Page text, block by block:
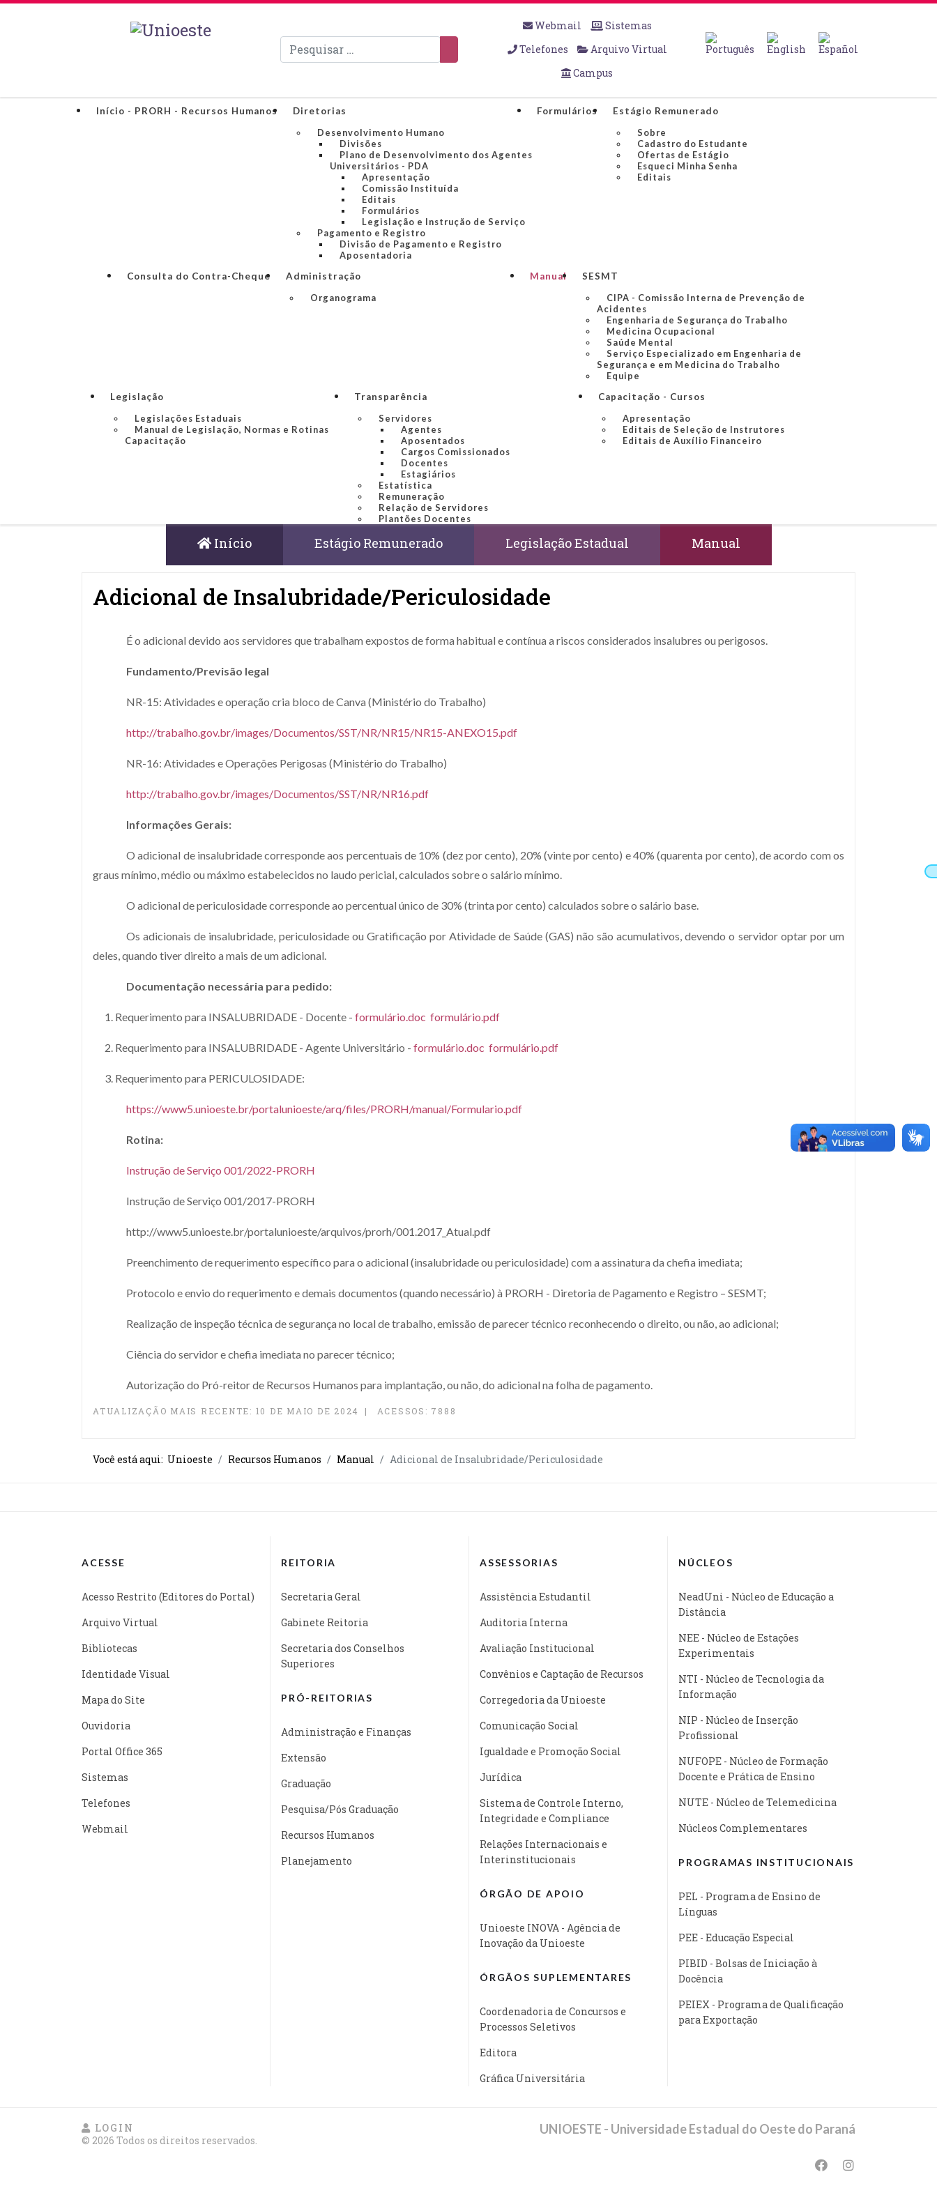
Pesquisar
Webmail
Sistemas
Telefones
Arquivo Virtual
Campus
Início - PRORH - Recursos Humanos
Diretorias
Desenvolvimento Humano
Divisões
Plano de Desenvolvimento dos Agentes
Universitários - PDA
Apresentação
Comissão Instituída
Editais
Formulários
Legislação e Instrução de Serviço
Pagamento e Registro
Divisão de Pagamento e Registro
Aposentadoria
Formulários
Estágio Remunerado
Sobre
Cadastro do Estudante
Ofertas de Estágio
Esqueci Minha Senha
Editais
Consulta do Contra-Cheque
Administração
Organograma
Manual
SESMT
CIPA - Comissão Interna de Prevenção de
Acidentes
Engenharia de Segurança do Trabalho
Medicina Ocupacional
Saúde Mental
Serviço Especializado em Engenharia de
Segurança e em Medicina do Trabalho
Equipe
Legislação
Legislações Estaduais
Manual de Legislação, Normas e Rotinas
Capacitação
Transparência
Servidores
Agentes
Aposentados
Cargos Comissionados
Docentes
Estagiários
Estatística
Remuneração
Relação de Servidores
Plantões Docentes
Capacitação - Cursos
Apresentação
Editais de Seleção de Instrutores
Editais de Auxílio Financeiro
Início Estágio Remunerado Legislação Estadual Manual
Adicional de Insalubridade/Periculosidade
É o adicional devido aos servidores que trabalham expostos de forma habitual e contínua a riscos considerados insalubres ou perigosos.
Fundamento/Previsão legal
NR-15: Atividades e operação cria bloco de Canva (Ministério do Trabalho)
http://trabalho.gov.br/images/Documentos/SST/NR/NR15/NR15-ANEXO15.pdf
NR-16: Atividades e Operações Perigosas (Ministério do Trabalho)
http://trabalho.gov.br/images/Documentos/SST/NR/NR16.pdf
Informações Gerais:
O adicional de insalubridade corresponde aos percentuais de 10% (dez por cento), 20% (vinte por cento) e 40% (quarenta por cento), de acordo com os
graus mínimo, médio ou máximo estabelecidos no laudo pericial, calculados sobre o salário mínimo.
O adicional de periculosidade corresponde ao percentual único de 30% (trinta por cento) calculados sobre o salário base.
Os adicionais de insalubridade, periculosidade ou Gratificação por Atividade de Saúde (GAS) não são acumulativos, devendo o servidor optar por um
deles, quando tiver direito a mais de um adicional.
Documentação necessária para pedido:
Requerimento para INSALUBRIDADE - Docente - formulário.doc formulário.pdf
Requerimento para INSALUBRIDADE - Agente Universitário - formulário.doc formulário.pdf
Requerimento para PERICULOSIDADE:
https://www5.unioeste.br/portalunioeste/arq/files/PRORH/manual/Formulario.pdf
Rotina:
Instrução de Serviço 001/2022-PRORH
Instrução de Serviço 001/2017-PRORH
http://www5.unioeste.br/portalunioeste/arquivos/prorh/001.2017_Atual.pdf
Preenchimento de requerimento específico para o adicional (insalubridade ou periculosidade) com a assinatura da chefia imediata;
Protocolo e envio do requerimento e demais documentos (quando necessário) à PRORH - Diretoria de Pagamento e Registro – SESMT;
Realização de inspeção técnica de segurança no local de trabalho, emissão de parecer técnico reconhecendo o direito, ou não, ao adicional;
Ciência do servidor e chefia imediata no parecer técnico;
Autorização do Pró-reitor de Recursos Humanos para implantação, ou não, do adicional na folha de pagamento.
ATUALIZAÇÃO MAIS RECENTE: 10 DE MAIO DE 2024 ACESSOS: 7888
Você está aqui: Unioeste Recursos Humanos Manual Adicional de Insalubridade/Periculosidade
ACESSE
Acesso Restrito (Editores do Portal)
Arquivo Virtual
Bibliotecas
Identidade Visual
Mapa do Site
Ouvidoria
Portal Office 365
Sistemas
Telefones
Webmail
REITORIA
Secretaria Geral
Gabinete Reitoria
Secretaria dos Conselhos
Superiores
PRÓ-REITORIAS
Administração e Finanças
Extensão
Graduação
Pesquisa/Pós Graduação
Recursos Humanos
Planejamento
ASSESSORIAS
Assistência Estudantil
Auditoria Interna
Avaliação Institucional
Convênios e Captação de Recursos
Corregedoria da Unioeste
Comunicação Social
Igualdade e Promoção Social
Jurídica
Sistema de Controle Interno,
Integridade e Compliance
Relações Internacionais e
Interinstitucionais
ÓRGÃO DE APOIO
Unioeste INOVA - Agência de
Inovação da Unioeste
ÓRGÃOS SUPLEMENTARES
Coordenadoria de Concursos e
Processos Seletivos
Editora
Gráfica Universitária
NÚCLEOS
NeadUni - Núcleo de Educação a
Distância
NEE - Núcleo de Estações
Experimentais
NTI - Núcleo de Tecnologia da
Informação
NIP - Núcleo de Inserção
Profissional
NUFOPE - Núcleo de Formação
Docente e Prática de Ensino
NUTE - Núcleo de Telemedicina
Núcleos Complementares
PROGRAMAS INSTITUCIONAIS
PEL - Programa de Ensino de
Línguas
PEE - Educação Especial
PIBID - Bolsas de Iniciação à
Docência
PEIEX - Programa de Qualificação
para Exportação
LOGIN
© 2026 Todos os direitos reservados.
UNIOESTE - Universidade Estadual do Oeste do Paraná